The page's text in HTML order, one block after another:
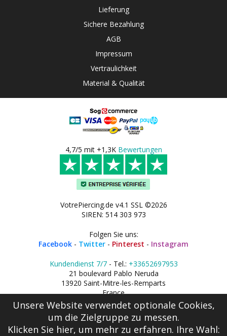
Lieferung
Sichere Bezahlung
AGB
Impressum
Vertraulichkeit
Material & Qualität
4,7/5 mit +1,3K Bewertungen
VotrePiercing.de v4.1 SSL ©2026
SIREN: 514 303 973
Folgen Sie uns:
Facebook - Twitter - Pinterest - Instagram
Kundendienst 7/7- Tel.: +33652697953
21 boulevard Pablo Neruda
13920 Saint-Mitre-les-Remparts
France
Unsere Website verwendet optionale Cookies,
um die Zielgruppe zu messen.
Klicken Sie hier, um mehr zu erfahren. Ihre Wahl: